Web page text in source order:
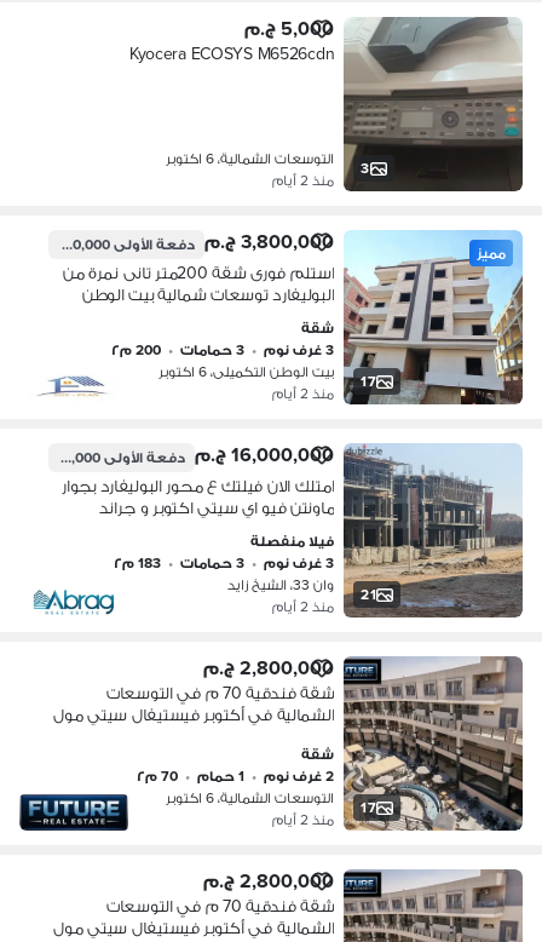
3
5,000 ج.م
Kyocera ECOSYS M6526cdn
التوسعات الشمالية، 6 اكتوبر
منذ 2 أيام
17
مميز 3,800,000 ج.م دفعة الأولى1,900,000 ج.م
استلم فورى شقة 200متر تانى نمرة من
البوليفارد توسعات شمالية بيت الوطن
وماونتن فيو I City بالقسط من المالك
شقة
3 غرف نوم
• 3 حمامات • 200 م٢
بيت الوطن التكميلى، 6 اكتوبر
منذ 2 أيام
21
16,000,000 ج.م دفعة الأولى800,000 ج.م
امتلك الان فيلتك ع محور البوليفارد بجوار
ماونتن فيو اي سيتي اكتوبر و جراند
استلام نصف تشطيب اكبر المطورين بدر
الدين
فيلا منفصلة
3 غرف نوم
• 3 حمامات • 183 م٢
وان 33، الشيخ زايد
منذ 2 أيام
17
2,800,000 ج.م
شقة فندقية 70 م في التوسعات
الشمالية في أكتوبر فيستيفال سيتي مول
شقة
2 غرف نوم
• 1 حمام • 70 م٢
التوسعات الشمالية، 6 اكتوبر
منذ 2 أيام
2,800,000 ج.م
شقة فندقية 70 م في التوسعات
الشمالية في أكتوبر فيستيفال سيتي مول